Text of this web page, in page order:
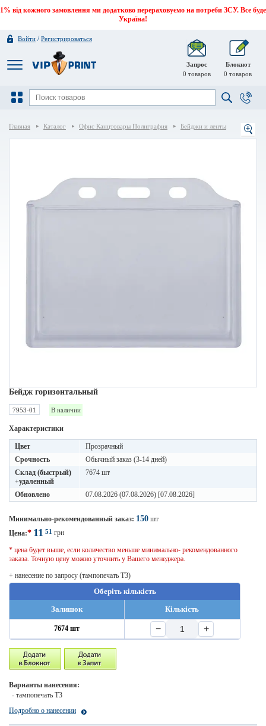
1% від кожного замовлення ми додатково перераховуємо на потреби ЗСУ. Все буде
Україна!
Войти /Регистрироваться
Запрос
0 товаров
Блокнот
0 товаров
Главная Каталог Офис Канцтовары Полиграфия Бейджи и ленты
Бейдж горизонтальный
7953-01 В наличии
Характеристики
Цвет
Прозрачный
Срочность
Обычный заказ (3-14 дней)
Склад (быстрый)
+удаленный
7674 шт
Обновлено 07.08.2026 (07.08.2026) [07.08.2026]
Минимально-рекомендованный заказ: 150 шт
Цена:* 11 51 грн
* цена будет выше, если количество меньше минимально- рекомендованного
заказа. Точную цену можно уточнить у Вашего менеджера.
+ нанесение по запросу (тампопечать T3)
Оберіть кількість
Залишок
Кількість
7674 шт − +
Варианты нанесения:
- тампопечать T3
Подробно о нанесении